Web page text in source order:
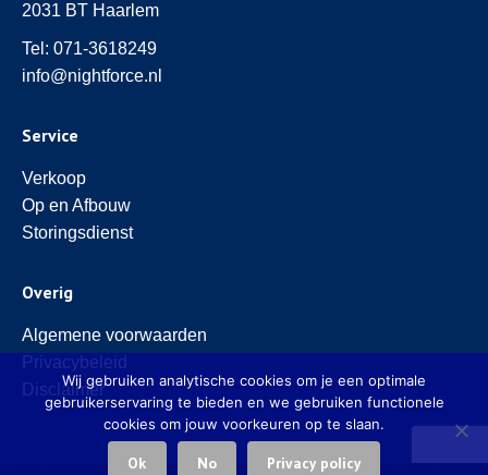
2031 BT Haarlem
Tel: 071-3618249
info@nightforce.nl
Service
Verkoop
Op en Afbouw
Storingsdienst
Overig
Algemene voorwaarden
Privacybeleid
Disclaimer
Wij gebruiken analytische cookies om je een optimale
gebruikerservaring te bieden en we gebruiken functionele
cookies om jouw voorkeuren op te slaan.
Ok No Privacy policy